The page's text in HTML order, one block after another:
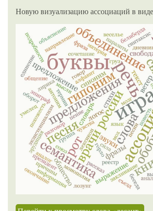
Новую визуализацию ассоциаций в